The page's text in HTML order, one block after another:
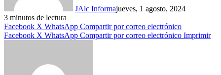
JAlc Informajueves, 1 agosto, 2024
3 minutos de lectura
Facebook X WhatsApp Compartir por correo electrónico
Facebook X WhatsApp Compartir por correo electrónico Imprimir